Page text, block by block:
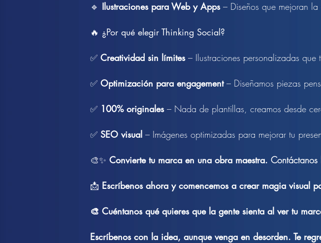
🔹 Ilustraciones para Web y Apps– Diseños que mejoran la
🔥 ¿Por qué elegir Thinking Social?
✅ Creatividad sin límites– Ilustraciones personalizadas que
✅ Optimización para engagement– Diseñamos piezas
✅ 100% originales– Nada de plantillas, creamos desde
✅ SEO visual – Imágenes optimizadas para mejorar tu
🎨✨ Convierte tu marca en una obra maestra.
📩 Escríbenos ahora y comencemos a crear magia visual
🎨 Cuéntanos qué quieres que la gente sienta al ver tu
Escríbenos con la idea, aunque venga en desorden. Te